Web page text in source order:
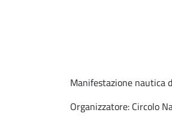
Manifestazione nautica
Organizzatore: Circolo